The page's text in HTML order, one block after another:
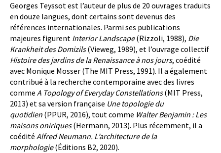
Georges Teyssot est l’auteur de plus de 20 ouvrages traduits
en douze langues, dont certains sont devenus des
références internationales. Parmi ses publications
majeures figurent Interior Landscape(Rizzoli, 1988), Die
Krankheit des Domizils(Vieweg, 1989), et l’ouvrage collectif
Histoire des jardins de la Renaissance à nos jours, coédité
avec Monique Mosser (The MIT Press, 1991). Il a également
contribué à la recherche contemporaine avec des livres
comme A Topology of Everyday Constellations(MIT Press,
2013) et sa version française Une topologie du
quotidien (PPUR, 2016), tout comme Walter Benjamin : Les
maisons oniriques(Hermann, 2013). Plus récemment, il a
coédité Alfred Neumann. L’architecture de la
morphologie(Éditions B2, 2020).